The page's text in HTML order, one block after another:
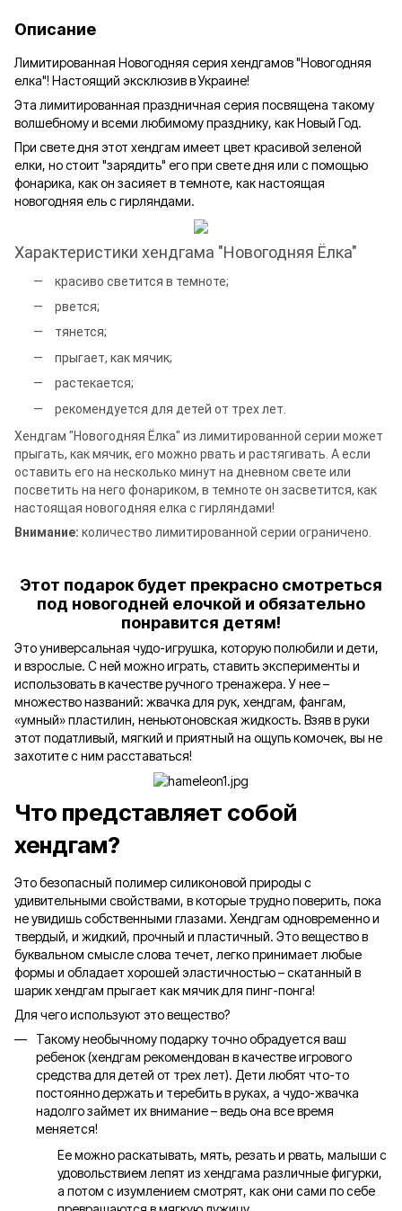
Описание
Лимитированная Новогодняя серия хендгамов "Новогодняя
елка"! Настоящий эксклюзив в Украине!
Эта лимитированная праздничная серия посвящена такому
волшебному и всеми любимому празднику, как Новый Год.
При свете дня этот хендгам имеет цвет красивой зеленой
елки, но стоит "зарядить" его при свете дня или с помощью
фонарика, как он засияет в темноте, как настоящая
новогодняя ель с гирляндами.
Характеристики хендгама "Новогодняя Ёлка"
красиво светится в темноте;
рвется;
тянется;
прыгает, как мячик;
растекается;
рекомендуется для детей от трех лет.
Хендгам "Новогодняя Ёлка" из лимитированной серии может
прыгать, как мячик, его можно рвать и растягивать. А если
оставить его на несколько минут на дневном свете или
посветить на него фонариком, в темноте он засветится, как
настоящая новогодняя елка с гирляндами!
Внимание: количество лимитированной серии ограничено.
Этот подарок будет прекрасно смотреться
под новогодней елочкой и обязательно
понравится детям!
Это универсальная чудо-игрушка, которую полюбили и дети,
и взрослые. С ней можно играть, ставить эксперименты и
использовать в качестве ручного тренажера. У нее –
множество названий: жвачка для рук, хендгам, фангам,
«умный» пластилин, неньютоновская жидкость. Взяв в руки
этот податливый, мягкий и приятный на ощупь комочек, вы не
захотите с ним расставаться!
Что представляет собой
хендгам?
Это безопасный полимер силиконовой природы с
удивительными свойствами, в которые трудно поверить, пока
не увидишь собственными глазами. Хендгам одновременно и
твердый, и жидкий, прочный и пластичный. Это вещество в
буквальном смысле слова течет, легко принимает любые
формы и обладает хорошей эластичностью – скатанный в
шарик хендгам прыгает как мячик для пинг-понга!
Для чего используют это вещество?
Такому необычному подарку точно обрадуется ваш
ребенок (хендгам рекомендован в качестве игрового
средства для детей от трех лет). Дети любят что-то
постоянно держать и теребить в руках, а чудо-жвачка
надолго займет их внимание – ведь она все время
меняется!
Ее можно раскатывать, мять, резать и рвать, малыши с
удовольствием лепят из хендгама различные фигурки,
а потом с изумлением смотрят, как они сами по себе